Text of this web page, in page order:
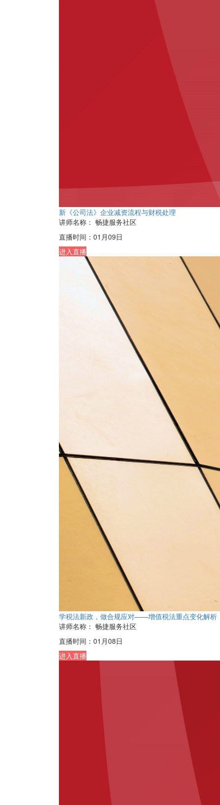
新《公司法》企业减资流程与财税处理
讲师名称： 畅捷服务社区
直播时间： 01月09日
进入直播
学税法新政，做合规应对——增值税法重点变化解析
讲师名称： 畅捷服务社区
直播时间： 01月08日
进入直播